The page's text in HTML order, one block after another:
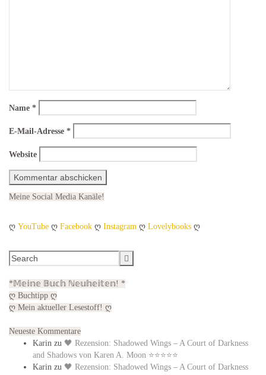
Name *
E-Mail-Adresse *
Website
Meine Social Media Kanäle!
ღ YouTube ღ Facebook ღ Instagram ღ Lovelybooks ღ
*𝕄𝕖𝕚𝕟𝕖 𝔹𝕦𝕔𝕙 ℕ𝕖𝕦𝕙𝕖𝕚𝕥𝕖𝕟! *
ღ Buchtipp ღ
ღ Mein aktueller Lesestoff! ღ
Neueste Kommentare
Karin zu 🖤 Rezension: Shadowed Wings – A Court of Darkness
and Shadows von Karen A. Moon ⭐⭐⭐⭐⭐
Karin zu 🖤 Rezension: Shadowed Wings – A Court of Darkness